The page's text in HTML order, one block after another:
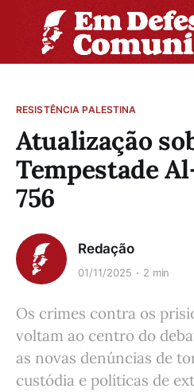
RESISTÊNCIA PALESTINA
Atualização
Tempestade
756
Redação
01/11/2025 2 min
Os crimes contra os
voltam ao centro do
as novas denúncias de
custódia e políticas de